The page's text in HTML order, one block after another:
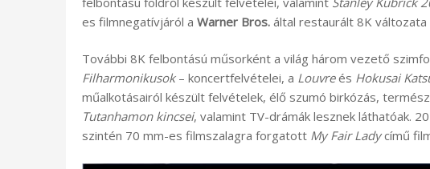
es filmnegatívjáról a Warner Bros. által restaurált 8K változata
További 8K felbontású műsorként a világ három vezető
Filharmonikusok– koncertfelvételei, a Louvreés Hokusai
műalkotásairól készült felvételek, élő szumó birkózás,
Tutanhamon kincsei, valamint TV-drámák lesznek láthatóak.
szintén 70 mm-es filmszalagra forgatott My Fair Ladycímű